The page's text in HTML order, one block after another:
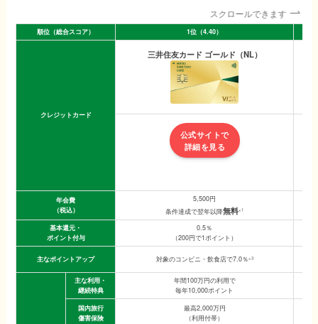
スクロールできます
順位（総合スコア） 1位（4.40）
クレジットカード
三井住友カード ゴールド（NL）
公式サイトで
詳細を見る
年会費
（税込）
5,500円
条件達成で翌年以降無料※1
基本還元・
ポイント付与
0.5％
（200円で1ポイント）
主なポイントアップ 対象のコンビニ・飲食店で7.0％※3
主な利用・
継続特典
年間100万円の利用で
毎年10,000ポイント
国内旅行
傷害保険
最高2,000万円
（利用付帯）